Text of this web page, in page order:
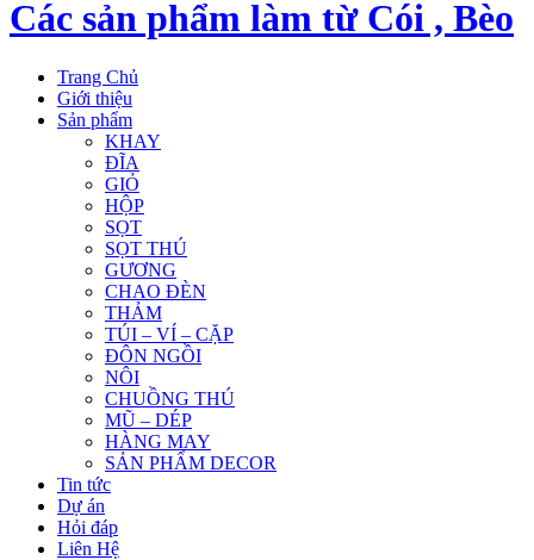
Trang Chủ
Giới thiệu
Sản phẩm
KHAY
ĐĨA
GIỎ
HỘP
SỌT
SỌT THÚ
GƯƠNG
CHAO ĐÈN
THẢM
TÚI – VÍ – CẶP
ĐÔN NGỒI
NÔI
CHUỒNG THÚ
MŨ – DÉP
HÀNG MAY
SẢN PHẨM DECOR
Tin tức
Dự án
Hỏi đáp
Liên Hệ